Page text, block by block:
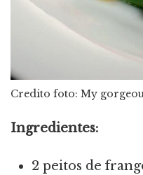
Credito foto: My
Ingredientes:
2 peitos de